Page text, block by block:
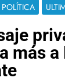
POLÍTICA
más a